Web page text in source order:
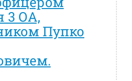
3 ОА,
Пупко